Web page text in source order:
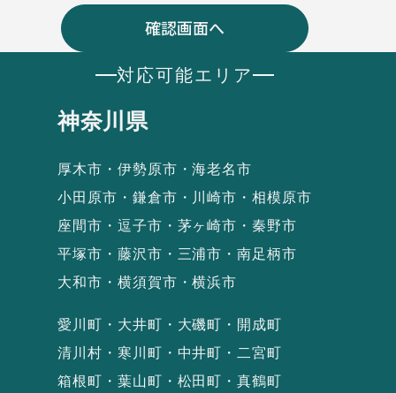
対応可能エリア
神奈川県
厚木市・伊勢原市・海老名市
小田原市・鎌倉市・川崎市・相模原市
座間市・逗子市・茅ヶ崎市・秦野市
平塚市・藤沢市・三浦市・南足柄市
大和市・横須賀市・横浜市
愛川町・大井町・大磯町・開成町
清川村・寒川町・中井町・二宮町
箱根町・葉山町・松田町・真鶴町